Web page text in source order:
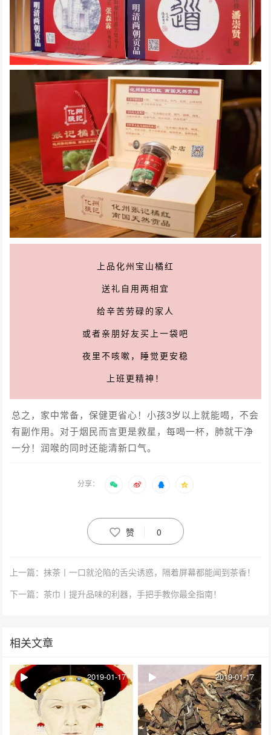
上品化州宝山橘红
送礼自用两相宜
给辛苦劳碌的家人
或者亲朋好友买上一袋吧
夜里不咳嗽，睡觉更安稳
上班更精神！
总之，家中常备，保健更省心！小孩3岁以上就能喝，不会
有副作用。对于烟民而言更是救星，每喝一杯，肺就干净
一分！润喉的同时还能清新口气。
分享：
赞 0
上一篇：抹茶丨一口就沦陷的舌尖诱惑，隔着屏幕都能闻到茶香！
下一篇：茶巾丨提升品味的利器，手把手教你最全指南！
相关文章
2019-01-17 2019-01-17